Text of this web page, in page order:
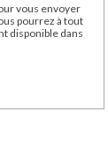
vous envoyer
pourrez à tout
disponible dans